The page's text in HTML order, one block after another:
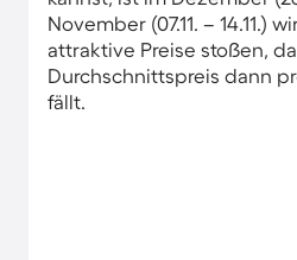
November (07.11. – 14.11.)
attraktive Preise stoßen,
Durchschnittspreis dann
fällt.